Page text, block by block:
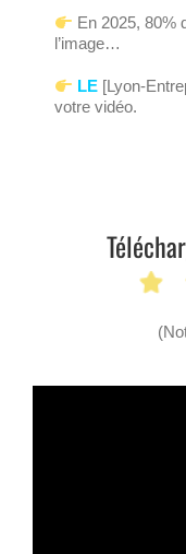
En 2025, 80%
l’image…
LE [Lyon-
votre vidéo.